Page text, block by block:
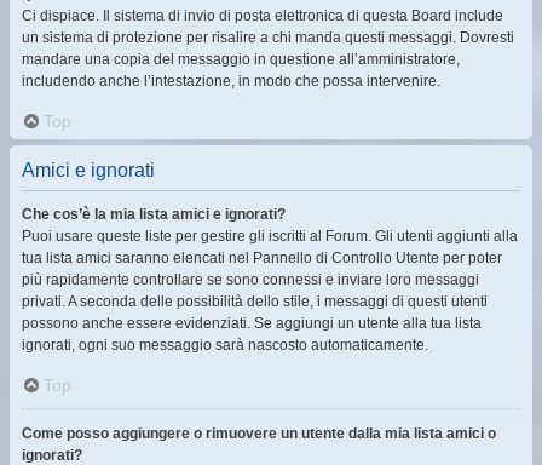
Ci dispiace. Il sistema di invio di posta elettronica di questa Board include
un sistema di protezione per risalire a chi manda questi messaggi. Dovresti
mandare una copia del messaggio in questione all’amministratore,
includendo anche l’intestazione, in modo che possa intervenire.
Top
Amici e ignorati
Che cos’è la mia lista amici e ignorati?
Puoi usare queste liste per gestire gli iscritti al Forum. Gli utenti aggiunti alla
tua lista amici saranno elencati nel Pannello di Controllo Utente per poter
più rapidamente controllare se sono connessi e inviare loro messaggi
privati. A seconda delle possibilità dello stile, i messaggi di questi utenti
possono anche essere evidenziati. Se aggiungi un utente alla tua lista
ignorati, ogni suo messaggio sarà nascosto automaticamente.
Top
Come posso aggiungere o rimuovere un utente dalla mia lista amici o
ignorati?